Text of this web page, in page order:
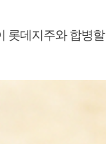
롯데지주와 합병할